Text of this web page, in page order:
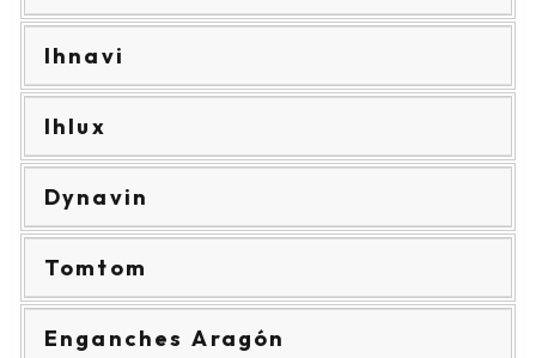
Ihnavi
Ihlux
Dynavin
Tomtom
Enganches Aragón